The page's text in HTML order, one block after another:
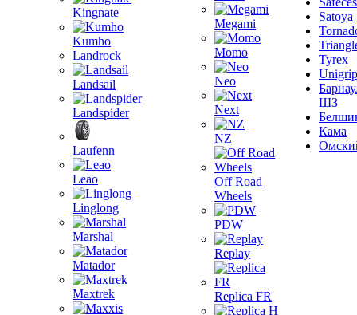
Kingnate
Kumho
Landrock
Landsail
Landspider
Laufenn
Leao
Linglong
Marshal
Matador
Maxtrek
Megami
Momo
Neo
Next
NZ
Off Road
Wheels
PDW
Replay
Replica FR
Satoya
Tyrex
Unigrip
ШЗ
Кама